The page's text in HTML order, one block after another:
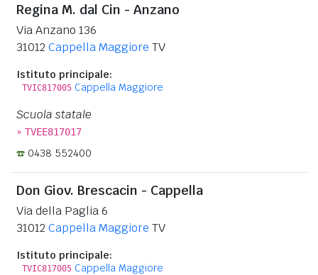
Regina M. dal Cin - Anzano
Via Anzano 136
31012 Cappella Maggiore TV
Istituto principale:
TVIC817005 Cappella Maggiore
Scuola statale
» TVEE817017
0438 552400
Don Giov. Brescacin - Cappella
Via della Paglia 6
31012 Cappella Maggiore TV
Istituto principale:
TVIC817005 Cappella Maggiore